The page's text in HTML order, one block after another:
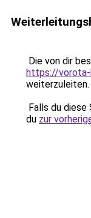
Die von dir
https://vorota-
weiterzuleiten.
Falls du
du zur